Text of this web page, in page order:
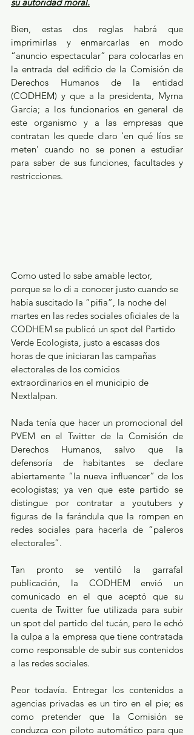
Bien, estas dos reglas habrá que
imprimirlas y enmarcarlas en modo
“anuncio espectacular” para colocarlas en
la entrada del edificio de la Comisión de
Derechos Humanos de la entidad
(CODHEM) y que a la presidenta, Myrna
García; a los funcionarios en general de
este organismo y a las empresas que
contratan les quede claro ‘en qué líos se
meten’ cuando no se ponen a estudiar
para saber de sus funciones, facultades y
restricciones.
Como usted lo sabe amable lector,
porque se lo di a conocer justo cuando se
había suscitado la “pifia”, la noche del
martes en las redes sociales oficiales de la
CODHEM se publicó un spot del Partido
Verde Ecologista, justo a escasas dos
horas de que iniciaran las campañas
electorales de los comicios
extraordinarios en el municipio de
Nextlalpan.
Nada tenía que hacer un promocional del
PVEM en el Twitter de la Comisión de
Derechos Humanos, salvo que la
defensoría de habitantes se declare
abiertamente “la nueva influencer” de los
ecologistas; ya ven que este partido se
distingue por contratar a youtubers y
figuras de la farándula que la rompen en
redes sociales para hacerla de “paleros
electorales”.
Tan pronto se ventiló la garrafal
publicación, la CODHEM envió un
comunicado en el que aceptó que su
cuenta de Twitter fue utilizada para subir
un spot del partido del tucán, pero le echó
la culpa a la empresa que tiene contratada
como responsable de subir sus contenidos
a las redes sociales.
Peor todavía. Entregar los contenidos a
agencias privadas es un tiro en el pie; es
como pretender que la Comisión se
conduzca con piloto automático para que